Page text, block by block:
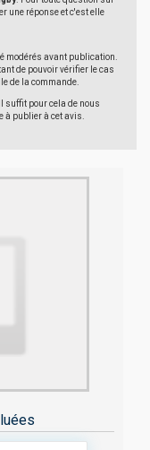
une réponse et c'est elle
modérés avant publication.
de pouvoir vérifier le cas
de la commande.
suffit pour cela de nous
à publier à cet avis.